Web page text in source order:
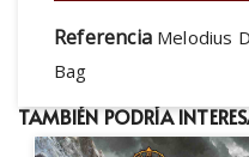
Referencia Melodius
Bag
TAMBIÉN PODRÍA